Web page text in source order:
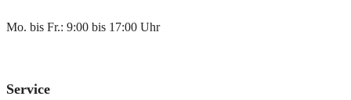
Mo. bis Fr.: 9:00 bis 17:00 Uhr
Service